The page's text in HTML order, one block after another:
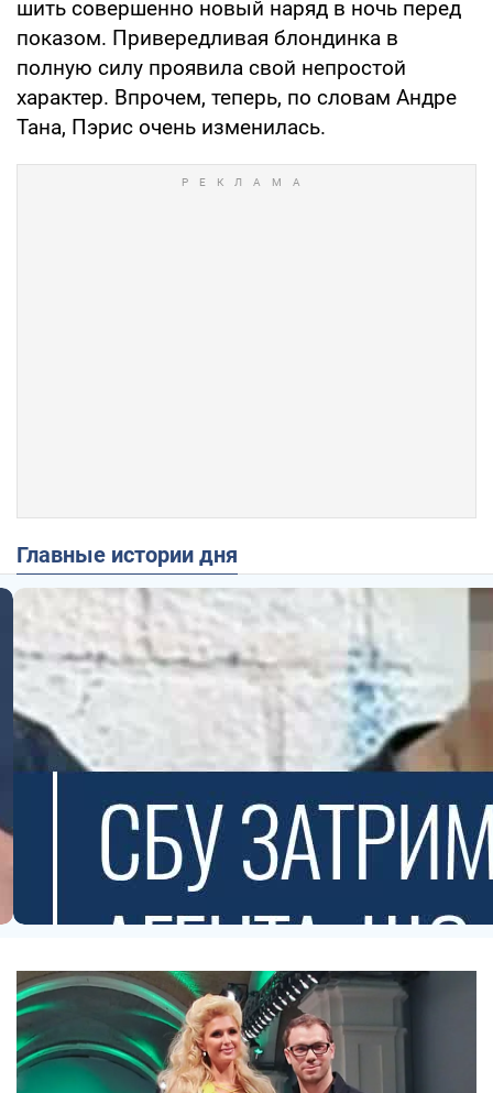
шить совершенно новый наряд в ночь перед
показом. Привередливая блондинка в
полную силу проявила свой непростой
характер. Впрочем, теперь, по словам Андре
Тана, Пэрис очень изменилась.
Главные истории дня